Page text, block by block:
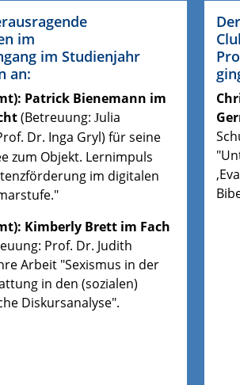
im
im Studienjahr
an:
Patrick Bienemann im
(Betreuung:Julia
Dr. Inga Gryl) für seine
zum Objekt. Lernimpuls
im digitalen
Kimberly Brett im Fach
Prof. Dr. Judith
Arbeit "Sexismus in der
in den (sozialen)
Diskursanalyse".